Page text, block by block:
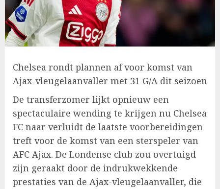
Chelsea rondt plannen af voor komst van
Ajax-vleugelaanvaller met 31 G/A dit seizoen
De transferzomer lijkt opnieuw een
spectaculaire wending te krijgen nu Chelsea
FC naar verluidt de laatste voorbereidingen
treft voor de komst van een sterspeler van
AFC Ajax. De Londense club zou overtuigd
zijn geraakt door de indrukwekkende
prestaties van de Ajax-vleugelaanvaller, die